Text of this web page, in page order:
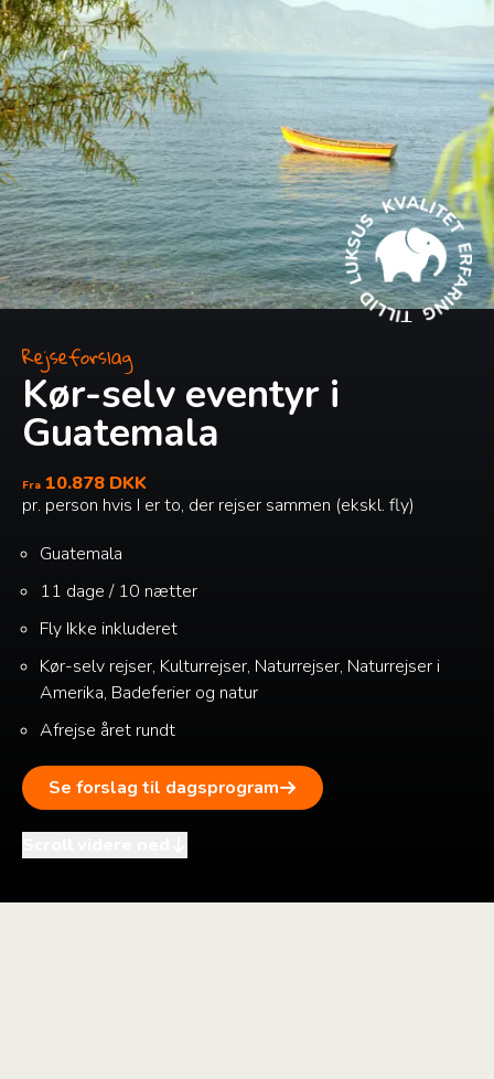
Rejseforslag
Kør-selv eventyr i
Guatemala
Fra 10.878 DKK
pr. person hvis I er to, der rejser sammen (ekskl. fly)
Guatemala
11 dage / 10 nætter
Fly Ikke inkluderet
Kør-selv rejser, Kulturrejser, Naturrejser, Naturrejser i
Amerika, Badeferier og natur
Afrejse året rundt
Se forslag til dagsprogram